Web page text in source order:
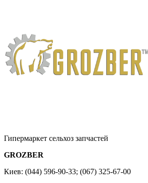
Гипермаркет сельхоз запчастей
GROZBER
Киев: (044) 596-90-33; (067) 325-67-00